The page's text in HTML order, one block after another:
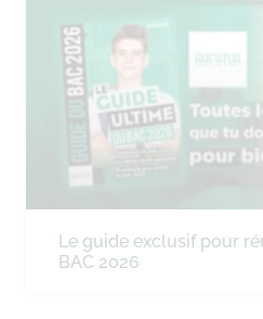
Le guide exclusif pour
BAC 2026